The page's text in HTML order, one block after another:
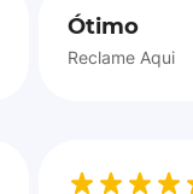
Ótimo
Reclame Aqui